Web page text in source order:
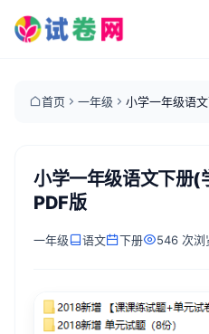
首页 一年级 小学一年级语
小学一年级语文下册
PDF版
一年级 语文 下册 546 次浏